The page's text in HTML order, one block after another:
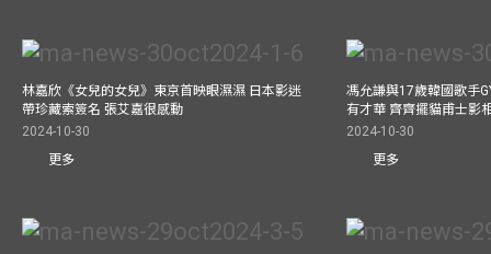
林嘉欣《女兒的女兒》東京首映眼濕濕 日本影迷
帶珍藏索簽名 張艾嘉很感動
2024-10-30
更多
馮允謙與17歲韓國歌手
有才華 齊齊擺貓甫士影
2024-10-30
更多